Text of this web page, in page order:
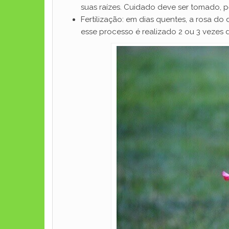
suas raízes. Cuidado deve ser tomado,
Fertilização: em dias quentes, a rosa
esse processo é realizado 2 ou 3 vezes